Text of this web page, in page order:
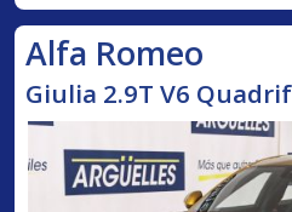
Alfa Romeo
Giulia 2.9T V6